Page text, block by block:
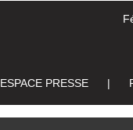
ESPACE PRESSE |